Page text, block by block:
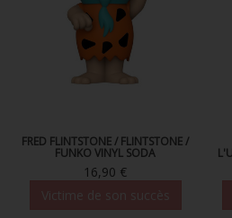
FRED FLINTSTONE / FLINTSTONE /
FUNKO VINYL SODA
16,90 €